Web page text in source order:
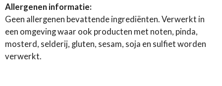
Allergenen informatie:
Geen allergenen bevattende ingrediënten. Verwerkt in
een omgeving waar ook producten met noten, pinda,
mosterd, selderij, gluten, sesam, soja en sulfiet worden
verwerkt.